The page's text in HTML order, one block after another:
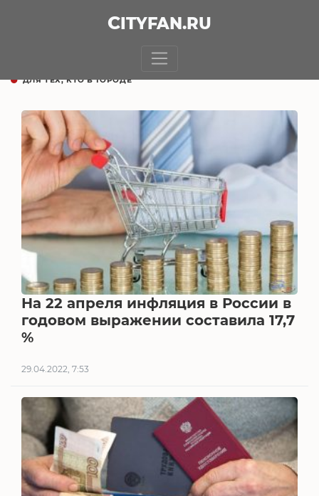
CITYFAN.RU
ДЛЯ ТЕХ, КТО В ГОРОДЕ
На 22 апреля инфляция в России в
годовом выражении составила 17,7
%
29.04.2022, 7:53